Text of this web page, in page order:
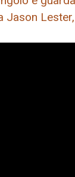
Jason